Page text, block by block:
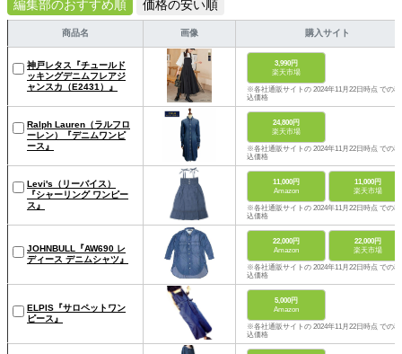
編集部のおすすめ順
価格の安い順
商品名 画像 購入サイト
神戸レタス『チュールド
ッキングデニムフレアジ
ャンスカ（E2431）』
3,990円
楽天市場
※各社通販サイトの 2024年11月22日時点 での税
込価格
Ralph Lauren（ラルフロ
ーレン）『デニムワンピ
ース』
24,800円
楽天市場
※各社通販サイトの 2024年11月22日時点 での税
込価格
Levi's（リーバイス）
『シャーリング ワンピー
ス』
11,000円
Amazon
11,000円
楽天市場
※各社通販サイトの 2024年11月22日時点 での税
込価格
JOHNBULL『AW690 レ
ディース デニムシャツ』
22,000円
Amazon
22,000円
楽天市場
※各社通販サイトの 2024年11月22日時点 での税
込価格
ELPIS『サロペットワン
ピース』
5,000円
Amazon
※各社通販サイトの 2024年11月22日時点 での税
込価格